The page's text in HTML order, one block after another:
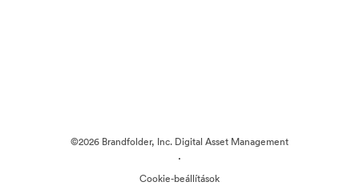
©2026 Brandfolder, Inc. Digital Asset Management
·
Cookie-beállítások